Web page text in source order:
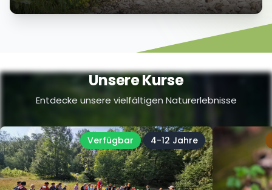
Unsere Kurse
Entdecke unsere vielfältigen Naturerlebnisse
Verfügbar 4-12 Jahre